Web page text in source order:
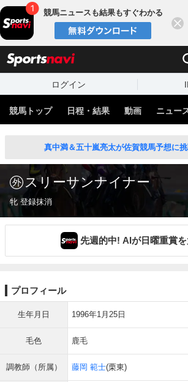
競馬ニュースも結果もすぐわかる
ログイン
競馬トップ 日程・結果 動画 ニュー
真中満＆五十嵐亮太が佐賀競馬予想に挑
スリーサンナイナー
牝 登録抹消
先週的中! AIが日曜重賞
プロフィール
生年月日 1996年1月25日
毛色 鹿毛
調教師（所属） 藤岡 範士(栗東)